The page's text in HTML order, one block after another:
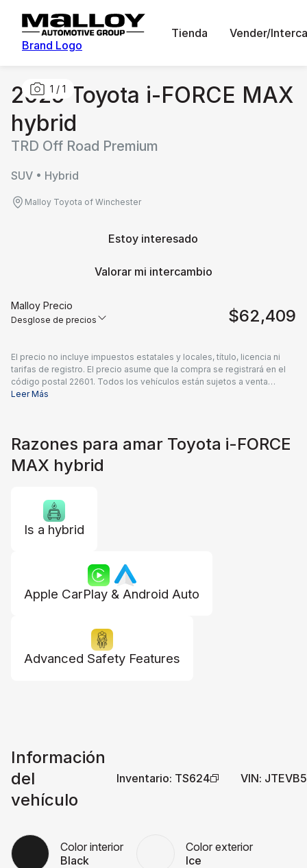
Brand Logo
Tienda Vender/
1 / 1
2025 Toyota i-FORCE MAX
hybrid
TRD Off Road Premium
SUV • Hybrid
Malloy Toyota of Winchester
Estoy interesado
Valorar mi intercambio
Malloy Precio
Desglose de precios $62,409
El precio no incluye impuestos estatales y locales, título, licencia ni
tarifas de registro. El precio asume que la compra se registrará en el
código postal 22601. Todos los vehículos están sujetos a venta
previa. Los precios incluyen una tarifa de documentación del
compatibles con ofertas especiales de financiamiento. Los precios
reales del concesionario pueden variar.
Leer Más
Razones para amar Toyota i-FORCE
MAX hybrid
Is a hybrid
Apple CarPlay & Android Auto
Advanced Safety Features
Información
del
vehículo
Inventario: TS624 VIN:
Color interior
Black
Color exterior
Ice